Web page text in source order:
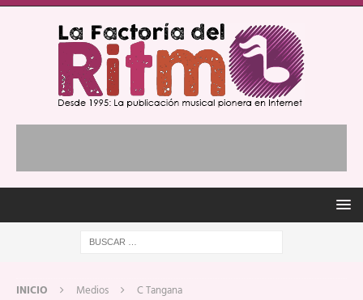
INICIO Medios C Tangana